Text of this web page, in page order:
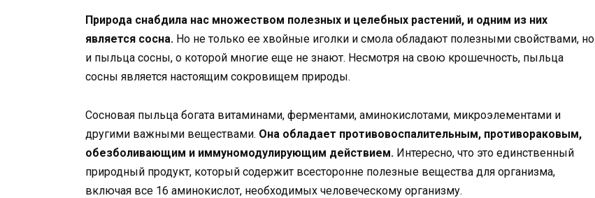
Природа снабдила нас множеством полезных и целебных растений, и одним из них
является сосна. Но не только ее хвойные иголки и смола обладают полезными свойствами, но
и пыльца сосны, о которой многие еще не знают. Несмотря на свою крошечность, пыльца
сосны является настоящим сокровищем природы.
Сосновая пыльца богата витаминами, ферментами, аминокислотами, микроэлементами и
другими важными веществами. Она обладает противовоспалительным, противораковым,
обезболивающим и иммуномодулирующим действием. Интересно, что это единственный
природный продукт, который содержит всесторонне полезные вещества для организма,
включая все 16 аминокислот, необходимых человеческому организму.